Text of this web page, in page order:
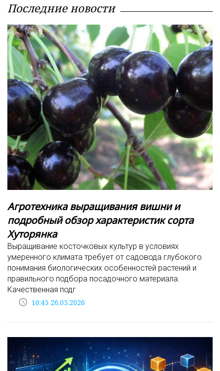
Последние новости
Агротехника выращивания вишни и
подробный обзор характеристик сорта
Хуторянка
Выращивание косточковых культур в условиях
умеренного климата требует от садовода глубокого
понимания биологических особенностей растений и
правильного подбора посадочного материала.
Качественная подг
access_time 10:45 26.05.2026